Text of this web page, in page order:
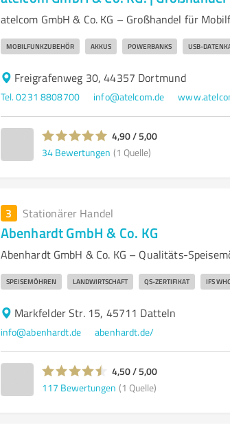
atelcom GmbH & Co. KG – Großhandel für
MOBILFUNKZUBEHÖR AKKUS POWERBANKS USB-
Freigrafenweg 30, 44357 Dortmund
Tel. 0231 8808700 info@atelcom.de
4,90 / 5,00
34 Bewertungen (1 Quelle)
3 Stationärer Handel
Abenhardt GmbH & Co. KG
Abenhardt GmbH & Co. KG – Qualitäts-
SPEISEMÖHREN LANDWIRTSCHAFT QS-ZERTIFIKAT IFS
Markfelder Str. 15, 45711 Datteln
info@abenhardt.de abenhardt.de/
4,50 / 5,00
117 Bewertungen (1 Quelle)